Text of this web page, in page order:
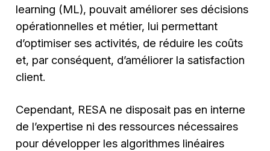
learning (ML), pouvait améliorer ses décisions
opérationnelles et métier, lui permettant
d’optimiser ses activités, de réduire les coûts
et, par conséquent, d’améliorer la satisfaction
client.
Cependant, RESA ne disposait pas en interne
de l’expertise ni des ressources nécessaires
pour développer les algorithmes linéaires